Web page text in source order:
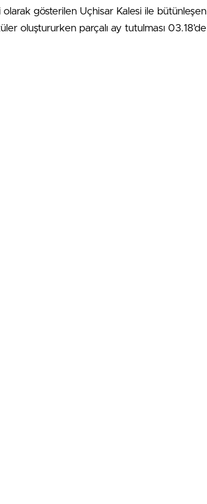
gösterilen Uçhisar Kalesi ile bütünleşen
oluştururken parçalı ay tutulması 03.18’de